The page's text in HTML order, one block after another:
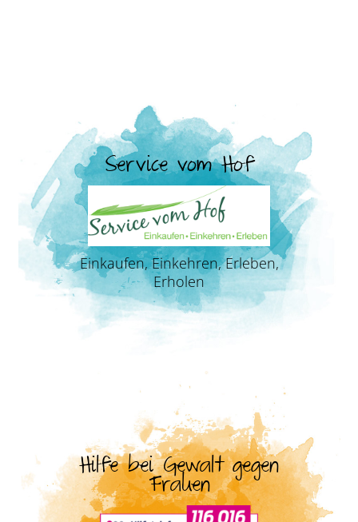
Service vom Hof
Einkaufen, Einkehren, Erleben,
Erholen
Hilfe bei Gewalt gegen
Frauen